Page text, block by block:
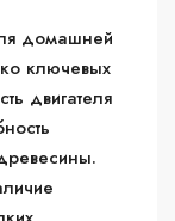
домашней
ключевых
двигателя